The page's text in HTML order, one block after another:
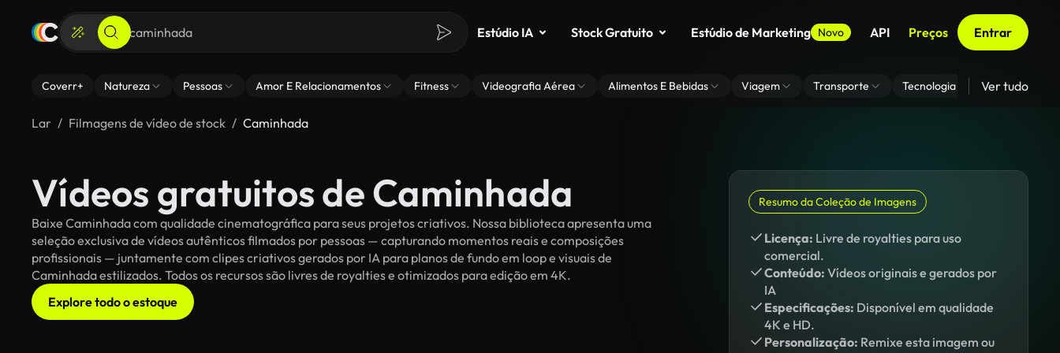
Estúdio IA Stock Gratuito Estúdio de Marketing Novo API Preços Entrar
Coverr+ Natureza Pessoas Amor E Relacionamentos Fitness Videografia Aérea Alimentos E Bebidas Viagem Transporte Tecnologia Zoom De
Ver tudo
Lar Filmagens de vídeo de stock Caminhada
Vídeos gratuitos de Caminhada
Baixe Caminhada com qualidade cinematográfica para seus projetos criativos. Nossa biblioteca apresenta uma
seleção exclusiva de vídeos autênticos filmados por pessoas — capturando momentos reais e composições
profissionais — juntamente com clipes criativos gerados por IA para planos de fundo em loop e visuais de
Caminhada estilizados. Todos os recursos são livres de royalties e otimizados para edição em 4K.
Explore todo o estoque
Resumo da Coleção de Imagens
Licença: Livre de royalties para uso
comercial.
Conteúdo: Vídeos originais e gerados por
IA
Especificações: Disponível em qualidade
4K e HD.
Personalização: Remixe esta imagem ou